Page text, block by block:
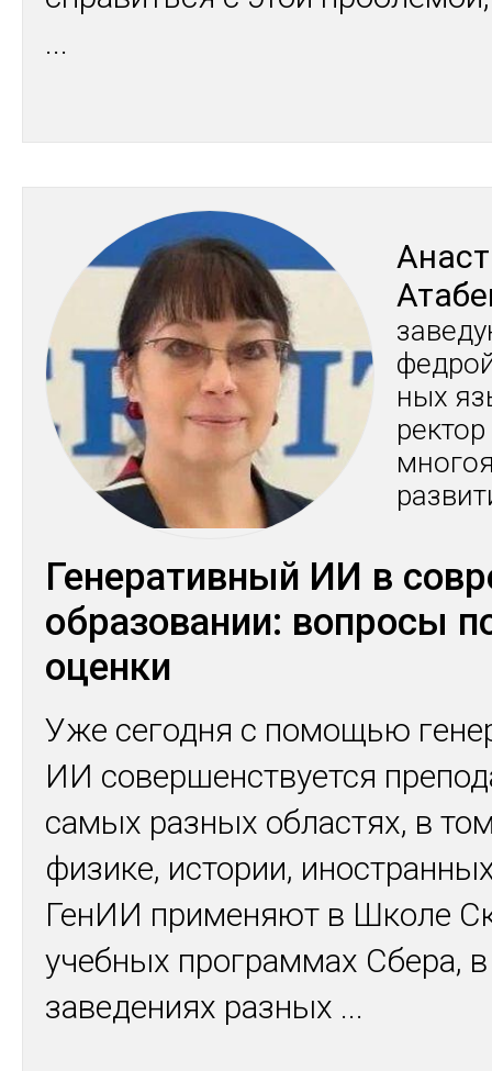
...
ных
Генеративный ИИ в
образовании: вопросы
оценки
Уже сегодня с помощью
ИИ совершенствуется
самых разных областях, в
физике, истории,
ГенИИ применяют в Школе
учебных программах Сбера,
заведениях разных ...